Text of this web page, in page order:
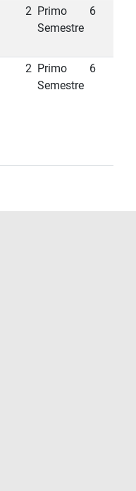
2 Primo
Semestre
6
2 Primo
Semestre
6